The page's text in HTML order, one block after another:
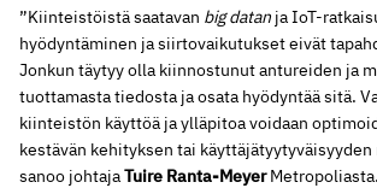
”Kiinteistöistä saatavan big datan ja IoT-
hyödyntäminen ja siirtovaikutukset eivät
Jonkun täytyy olla kiinnostunut antureiden ja
tuottamasta tiedosta ja osata hyödyntää sitä.
kiinteistön käyttöä ja ylläpitoa voidaan
kestävän kehityksen tai käyttäjätyytyväisyyden
sanoo johtajaTuire Ranta-MeyerMetropoliasta.